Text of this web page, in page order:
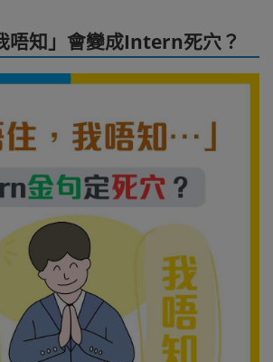
唔知」會變成Intern死穴？